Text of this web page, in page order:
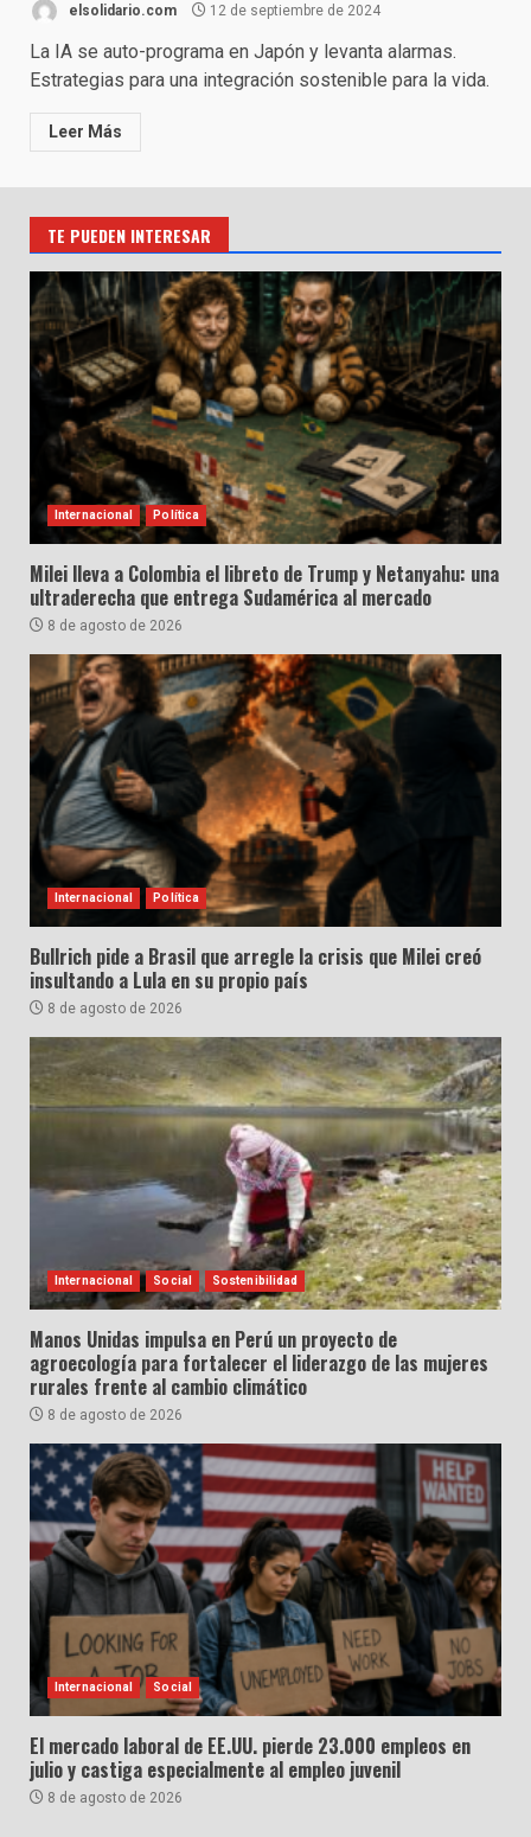
elsolidario.com 12 de septiembre de 2024
La IA se auto-programa en Japón y levanta alarmas.
Estrategias para una integración sostenible para la vida.
Leer Más
TE PUEDEN INTERESAR
Internacional Política
Milei lleva a Colombia el libreto de Trump y Netanyahu: una
ultraderecha que entrega Sudamérica al mercado
8 de agosto de 2026
Internacional Política
Bullrich pide a Brasil que arregle la crisis que Milei creó
insultando a Lula en su propio país
8 de agosto de 2026
Internacional Social Sostenibilidad
Manos Unidas impulsa en Perú un proyecto de
agroecología para fortalecer el liderazgo de las mujeres
rurales frente al cambio climático
8 de agosto de 2026
Internacional Social
El mercado laboral de EE.UU. pierde 23.000 empleos en
julio y castiga especialmente al empleo juvenil
8 de agosto de 2026